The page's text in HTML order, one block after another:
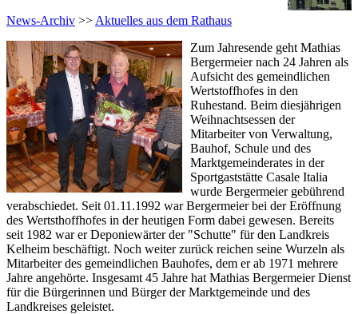
News-Archiv >> Aktuelles aus dem Rathaus
Zum Jahresende geht Mathias
Bergermeier nach 24 Jahren als
Aufsicht des gemeindlichen
Wertstoffhofes in den
Ruhestand. Beim diesjährigen
Weihnachtsessen der
Mitarbeiter von Verwaltung,
Bauhof, Schule und des
Marktgemeinderates in der
Sportgaststätte Casale Italia
wurde Bergermeier gebührend
verabschiedet. Seit 01.11.1992 war Bergermeier bei der Eröffnung
des Wertsthoffhofes in der heutigen Form dabei gewesen. Bereits
seit 1982 war er Deponiewärter der "Schutte" für den Landkreis
Kelheim beschäftigt. Noch weiter zurück reichen seine Wurzeln als
Mitarbeiter des gemeindlichen Bauhofes, dem er ab 1971 mehrere
Jahre angehörte. Insgesamt 45 Jahre hat Mathias Bergermeier Dienst
für die Bürgerinnen und Bürger der Marktgemeinde und des
Landkreises geleistet.